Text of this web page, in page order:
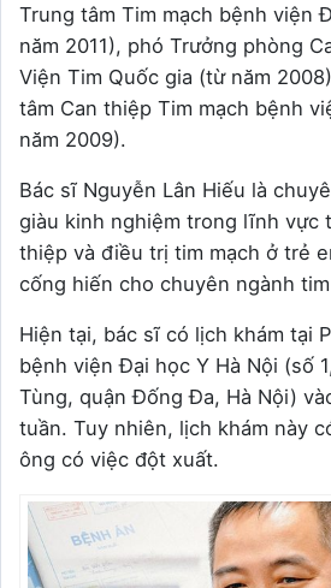
Trung tâm Tim mạch bệnh viện
năm 2011), phó Trưởng phòng
Viện Tim Quốc gia (từ năm
tâm Can thiệp Tim mạch bệnh
năm 2009).
Bác sĩ Nguyễn Lân Hiếu là
giàu kinh nghiệm trong lĩnh vực
thiệp và điều trị tim mạch ở trẻ
cống hiến cho chuyên ngành
Hiện tại, bác sĩ có lịch khám tại
bệnh viện Đại học Y Hà Nội (số
Tùng, quận Đống Đa, Hà Nội)
tuần. Tuy nhiên, lịch khám này
ông có việc đột xuất.